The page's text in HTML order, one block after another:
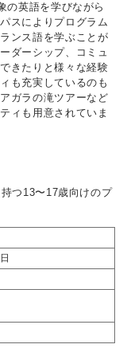
の英語を学びながら
スによりプログラム
ンス語を学ぶことが
ダーシップ、コミュ
きたりと様々な経験
も充実しているのも
ガラの滝ツアーなど
ィも用意されていま
つ13〜17歳向けのプ